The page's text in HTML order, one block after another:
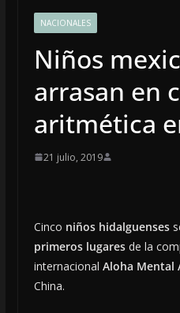
NACIONALES
Niños
arrasan en
aritmética
21 julio, 2019
Cinco niños hidalguenses
primeros lugares de la
internacional Aloha Mental
China.